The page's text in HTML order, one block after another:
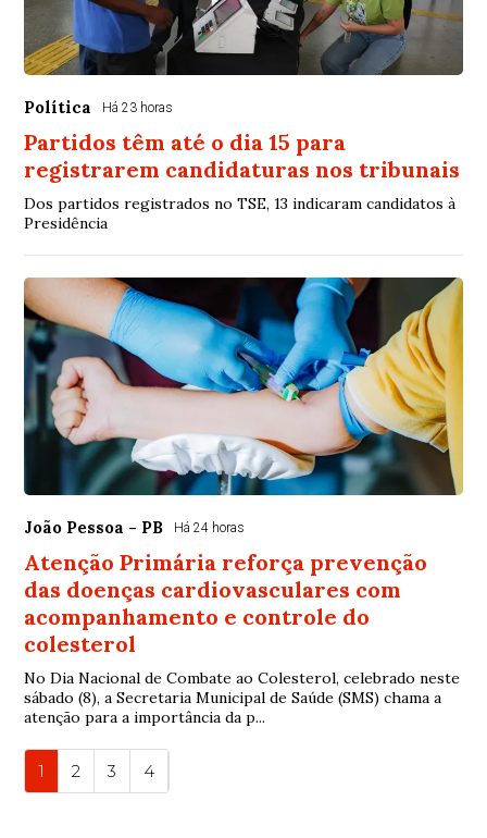
Política Há 23 horas
Partidos têm até o dia 15 para
registrarem candidaturas nos tribunais
Dos partidos registrados no TSE, 13 indicaram candidatos à
Presidência
João Pessoa - PB Há 24 horas
Atenção Primária reforça prevenção
das doenças cardiovasculares com
acompanhamento e controle do
colesterol
No Dia Nacional de Combate ao Colesterol, celebrado neste
sábado (8), a Secretaria Municipal de Saúde (SMS) chama a
atenção para a importância da p...
1 2 3 4